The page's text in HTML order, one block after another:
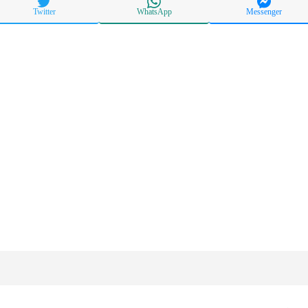
Messenger
WhatsApp
Twitter